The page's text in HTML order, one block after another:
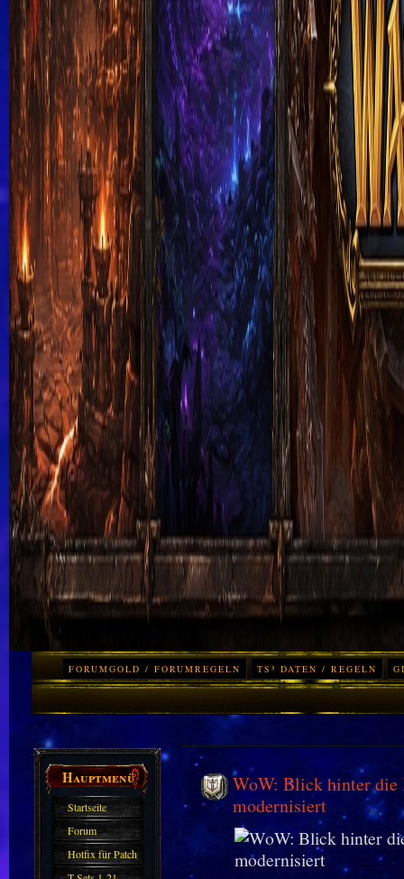
FORUMGOLD / FORUMREGELN TS³ DATEN / REGELN
Hauptmenü
Startseite
Forum
Hotfix für Patch
WoW: Blick hinter die
modernisiert